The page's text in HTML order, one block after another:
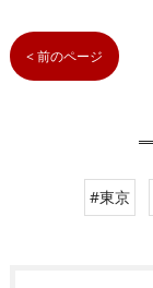
< 前のページ
#東京